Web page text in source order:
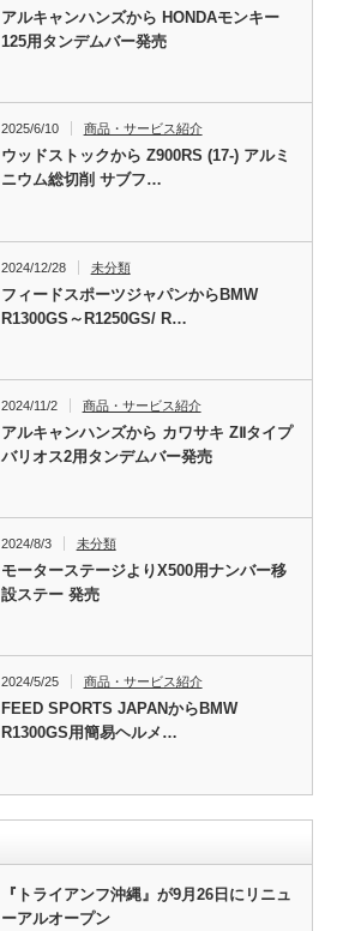
アルキャンハンズから HONDAモンキー
125用タンデムバー発売
2025/6/10 商品・サービス紹介
ウッドストックから Z900RS (17-) アルミ
ニウム総切削 サブフ…
2024/12/28 未分類
フィードスポーツジャパンからBMW
R1300GS～R1250GS/ R…
2024/11/2 商品・サービス紹介
アルキャンハンズから カワサキ ZⅡタイプ
バリオス2用タンデムバー発売
2024/8/3 未分類
モーターステージよりX500用ナンバー移
設ステー 発売
2024/5/25 商品・サービス紹介
FEED SPORTS JAPANからBMW
R1300GS用簡易ヘルメ…
『トライアンフ沖縄』が9月26日にリニュ
ーアルオープン